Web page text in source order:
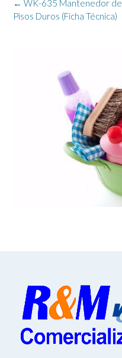
Navegación
de
← WK-635 Mantenedor de
Pisos Duros (Ficha Técnica)